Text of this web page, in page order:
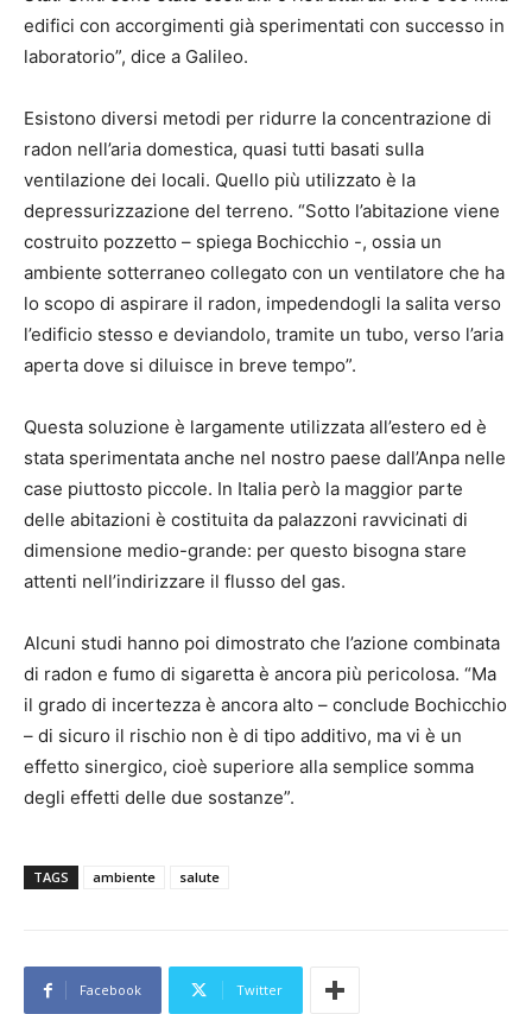
edifici con accorgimenti già sperimentati con successo in
laboratorio”, dice a Galileo.
Esistono diversi metodi per ridurre la concentrazione di
radon nell’aria domestica, quasi tutti basati sulla
ventilazione dei locali. Quello più utilizzato è la
depressurizzazione del terreno. “Sotto l’abitazione viene
costruito pozzetto – spiega Bochicchio -, ossia un
ambiente sotterraneo collegato con un ventilatore che ha
lo scopo di aspirare il radon, impedendogli la salita verso
l’edificio stesso e deviandolo, tramite un tubo, verso l’aria
aperta dove si diluisce in breve tempo”.
Questa soluzione è largamente utilizzata all’estero ed è
stata sperimentata anche nel nostro paese dall’Anpa nelle
case piuttosto piccole. In Italia però la maggior parte
delle abitazioni è costituita da palazzoni ravvicinati di
dimensione medio-grande: per questo bisogna stare
attenti nell’indirizzare il flusso del gas.
Alcuni studi hanno poi dimostrato che l’azione combinata
di radon e fumo di sigaretta è ancora più pericolosa. “Ma
il grado di incertezza è ancora alto – conclude Bochicchio
– di sicuro il rischio non è di tipo additivo, ma vi è un
effetto sinergico, cioè superiore alla semplice somma
degli effetti delle due sostanze”.
TAGS ambiente salute
Facebook Twitter